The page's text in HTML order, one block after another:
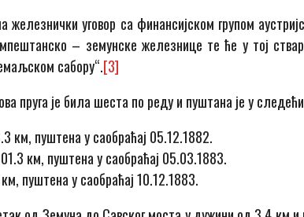
железнички уговор са финансијском групом
– земунске железнице те ће у тој
сабору“.[3]
пруга је била шеста по реду и пуштана је у
км, пуштена у саобраћај 05.12.1882.
км, пуштена у саобраћај 05.03.1883.
пуштена у саобраћај 10.12.1883.